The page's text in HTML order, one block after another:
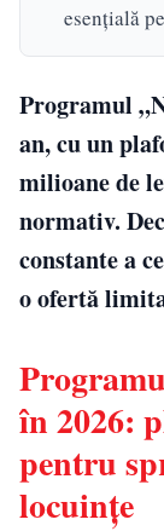
esențială
Programul
an, cu un
milioane de
normativ.
constante a
o ofertă
în 2026:
pentru
locuințe